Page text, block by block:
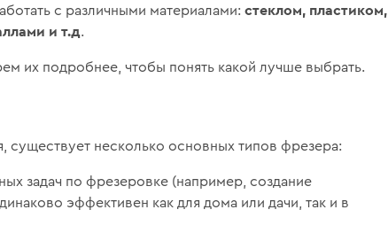
с различными материалами: стеклом, пластиком,
и т.д.
их подробнее, чтобы понять какой лучше выбрать.
существует несколько основных типов фрезера:
задач по фрезеровке (например, создание
эффективен как для дома или дачи, так и в